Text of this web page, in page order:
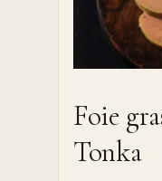
Foie
Tonka